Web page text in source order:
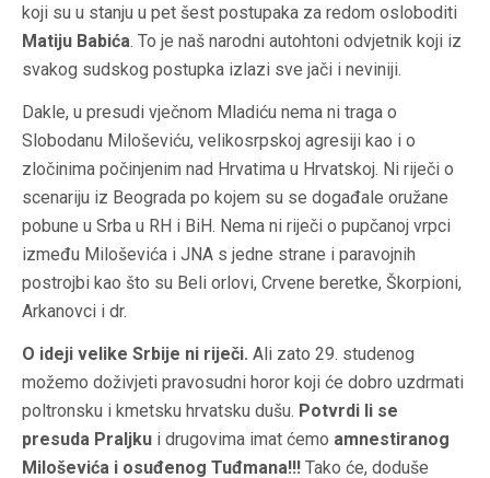
koji su u stanju u pet šest postupaka za redom osloboditi
Matiju Babića. To je naš narodni autohtoni odvjetnik koji iz
svakog sudskog postupka izlazi sve jači i neviniji.
Dakle, u presudi vječnom Mladiću nema ni traga o
Slobodanu Miloševiću, velikosrpskoj agresiji kao i o
zločinima počinjenim nad Hrvatima u Hrvatskoj. Ni riječi o
scenariju iz Beograda po kojem su se događale oružane
pobune u Srba u RH i BiH. Nema ni riječi o pupčanoj vrpci
između Miloševića i JNA s jedne strane i paravojnih
postrojbi kao što su Beli orlovi, Crvene beretke, Škorpioni,
Arkanovci i dr.
O ideji velike Srbije ni riječi. Ali zato 29. studenog
možemo doživjeti pravosudni horor koji će dobro uzdrmati
poltronsku i kmetsku hrvatsku dušu. Potvrdi li se
presuda Praljku i drugovima imat ćemo amnestiranog
Miloševića i osuđenog Tuđmana!!! Tako će, doduše